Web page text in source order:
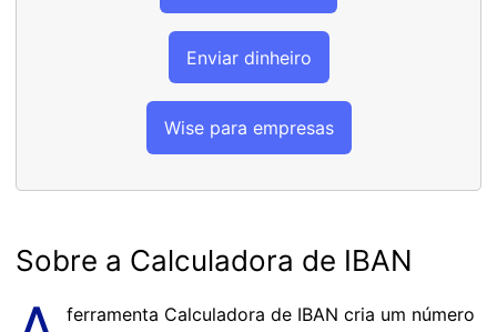
Enviar dinheiro
Wise para empresas
Sobre a Calculadora de IBAN
ferramenta Calculadora de IBAN cria um número